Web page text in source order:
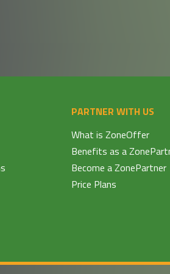
PARTNER WITH US
What is ZoneOffer
Benefits as a
Become a ZonePartner
Price Plans